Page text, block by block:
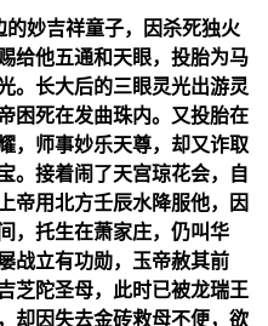
的妙吉祥童子，因杀死独火
给他五通和天眼，投胎为马
。长大后的三眼灵光出游灵
困死在发曲珠内。又投胎在
，师事妙乐天尊，却又诈取
。接着闹了天宫琼花会，自
帝用北方壬辰水降服他，因
，托生在萧家庄，仍叫华
战立有功勋，玉帝赦其前
芝陀圣母，此时已被龙瑞王
却因失去金砖救母不便，欲